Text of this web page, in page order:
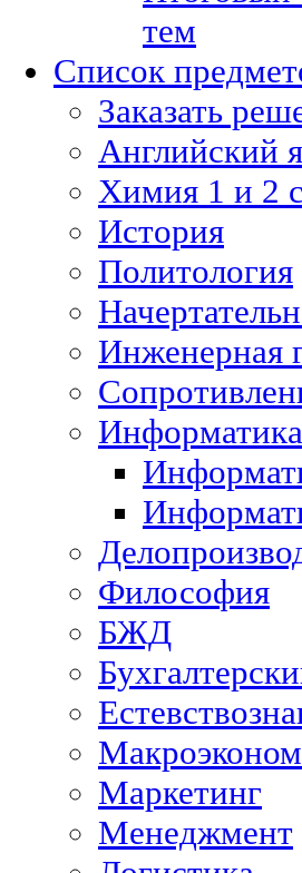
тем
Список
Заказать
Английский
Химия 1 и 2
История
Политология
Инженерная
Информатика
Философия
БЖД
Маркетинг
Менеджмент